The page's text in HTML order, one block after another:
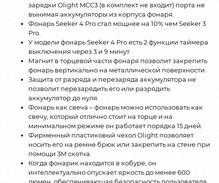
зарядки Olight MCC3 (в комплект не входит) порта не
вынимая аккумуляторы из корпуса фонаря.
Фонарь Seeker 4 Pro стал мощнее на 10% чем Seeker 3
Pro.
У модели фонарь Seeker 4 Pro есть 2 функции таймера
выключения через 3 и 9 минут.
Магнит в торцевой части фонаря позволит закрепить
фонарь вертикально на металлической поверхности.
Защита от разряда и перезаряда аккумулятора не
позволит перезарядить его или разрядить
аккумулятор до нуля.
Фонарь как свеча – фонарь можно использовать как
свечу, который отлично стоит на торце и на
минимальном режиме он работает порядка 15 дней.
Фирменный пластиковый чехол Olight позволяет
носить его на ремне брюк или закрепить на стене при
помощи 3M скотча.
Когда фонарик находится в кобуре, он
интеллектуально опускает яркость до менее 600